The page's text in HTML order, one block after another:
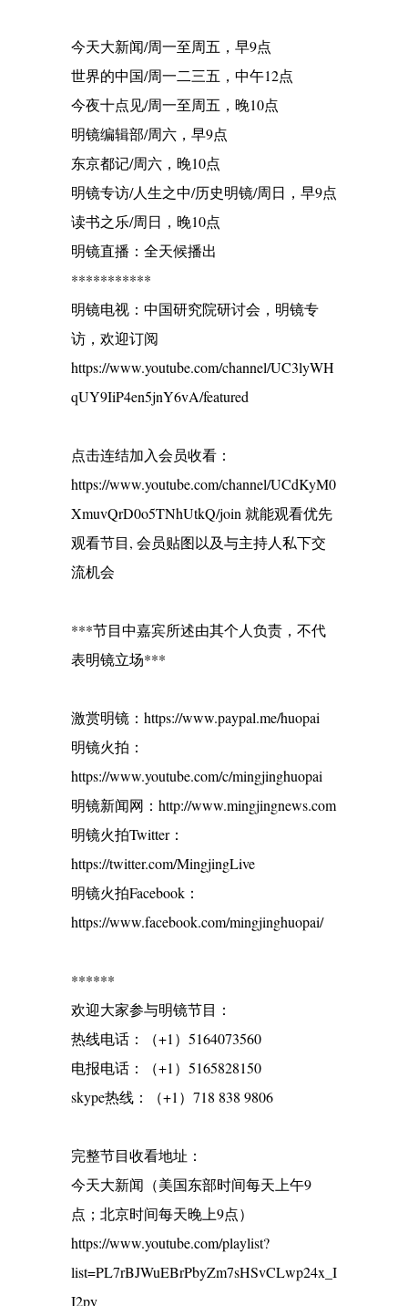
今天大新闻/周一至周五，早9点
世界的中国/周一二三五，中午12点
今夜十点见/周一至周五，晚10点
明镜编辑部/周六，早9点
东京都记/周六，晚10点
明镜专访/人生之中/历史明镜/周日，早9点
读书之乐/周日，晚10点
明镜直播：全天候播出
***********
明镜电视：中国研究院研讨会，明镜专
访，欢迎订阅
https://www.youtube.com/channel/UC3lyWH
qUY9IiP4en5jnY6vA/featured
点击连结加入会员收看：
https://www.youtube.com/channel/UCdKyM0
XmuvQrD0o5TNhUtkQ/join 就能观看优先
观看节目, 会员贴图以及与主持人私下交
流机会
***节目中嘉宾所述由其个人负责，不代
表明镜立场***
激赏明镜：https://www.paypal.me/huopai
明镜火拍：
https://www.youtube.com/c/mingjinghuopai
明镜新闻网：http://www.mingjingnews.com
明镜火拍Twitter：
https://twitter.com/MingjingLive
明镜火拍Facebook：
https://www.facebook.com/mingjinghuopai/
******
欢迎大家参与明镜节目：
热线电话：（+1）5164073560
电报电话：（+1）5165828150
skype热线：（+1）718 838 9806
完整节目收看地址：
今天大新闻（美国东部时间每天上午9
点；北京时间每天晚上9点）
https://www.youtube.com/playlist?
list=PL7rBJWuEBrPbyZm7sHSvCLwp24x_I
I2py